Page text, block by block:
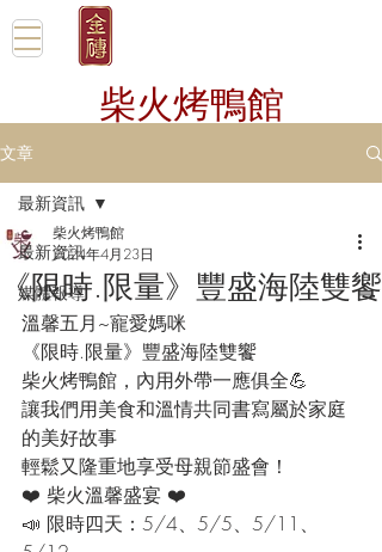
柴火烤鴨館
文章
最新資訊
媒體報導
最新資訊
《限時.限量》豐盛海陸雙饗
柴火烤鴨館
2024年4月23日
溫馨五月~寵愛媽咪
《限時.限量》豐盛海陸雙饗
柴火烤鴨館，內用外帶一應俱全💪
讓我們用美食和溫情共同書寫屬於家庭
的美好故事
輕鬆又隆重地享受母親節盛會！
❤️ 柴火溫馨盛宴 ❤️
📣 限時四天：5/4、5/5、5/11、